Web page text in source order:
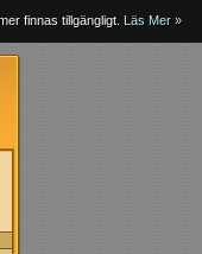
finnas tillgängligt. Läs Mer »